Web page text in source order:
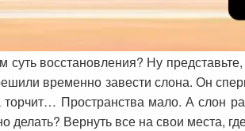
суть восстановления? Ну
временно завести слона. Он
торчит… Пространства мало. А слон
делать? Вернуть все на свои места,